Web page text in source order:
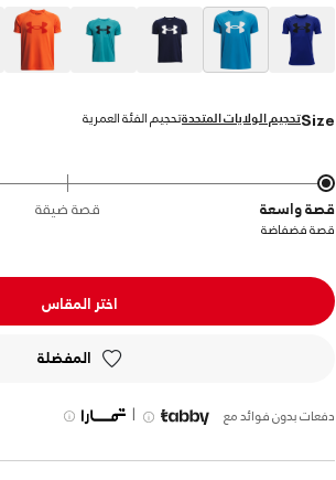
Sizeتحجيم الولايات المتحدةتحجيم الفئة العمرية
قصة واسعة قصة ضيقة
قصة فضفاضة
اختر المقاس
المفضلة
دفعات بدون فوائد مع |